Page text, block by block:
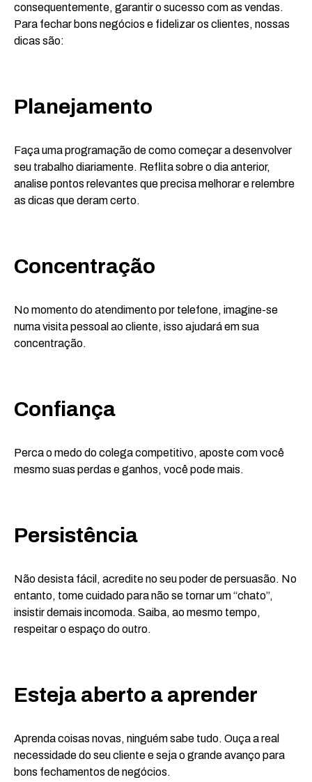
consequentemente, garantir o sucesso com as vendas.
Para fechar bons negócios e fidelizar os clientes, nossas
dicas são:
Planejamento
Faça uma programação de como começar a desenvolver
seu trabalho diariamente. Reflita sobre o dia anterior,
analise pontos relevantes que precisa melhorar e relembre
as dicas que deram certo.
Concentração
No momento do atendimento por telefone, imagine-se
numa visita pessoal ao cliente, isso ajudará em sua
concentração.
Confiança
Perca o medo do colega competitivo, aposte com você
mesmo suas perdas e ganhos, você pode mais.
Persistência
Não desista fácil, acredite no seu poder de persuasão. No
entanto, tome cuidado para não se tornar um “chato”,
insistir demais incomoda. Saiba, ao mesmo tempo,
respeitar o espaço do outro.
Esteja aberto a aprender
Aprenda coisas novas, ninguém sabe tudo. Ouça a real
necessidade do seu cliente e seja o grande avanço para
bons fechamentos de negócios.